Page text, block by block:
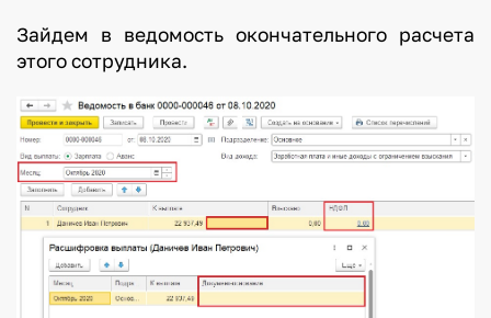
Зайдем в ведомость окончательного расчета
этого сотрудника.